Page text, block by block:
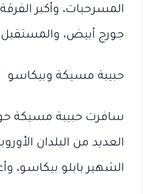
المسرحيات، وأكبر
جورج أبيض،
حبيبة مسيكة وبيكاسو
سافرت حبيبة مسيكة
العديد من البلدان
الشهير بابلو بيكاسو،